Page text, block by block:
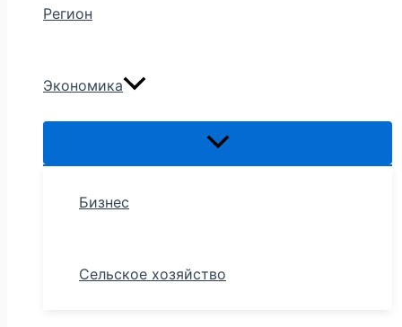
Регион
Экономика
Бизнес
Сельское хозяйство